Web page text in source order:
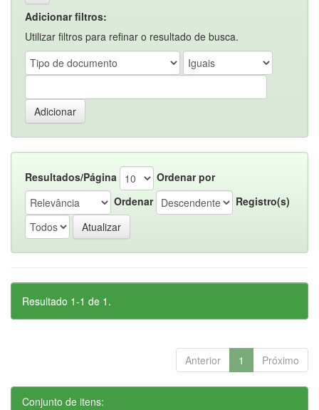
Adicionar filtros:
Utilizar filtros para refinar o resultado de busca.
Resultados/Página
Ordenar por
Ordenar
Registro(s)
Resultado 1-1 de 1.
Anterior 1 Próximo
Conjunto de itens: